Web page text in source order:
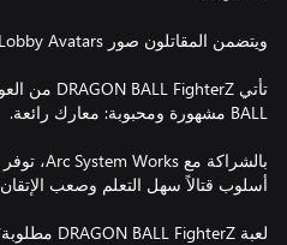
لعبة DRAGON BALL FighterZ مطلوبة؛ وهي تباع بشكل منفصل.